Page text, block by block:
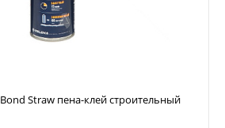
Straw пена-клей строительный